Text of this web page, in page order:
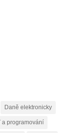
Daně elektronicky
a programování